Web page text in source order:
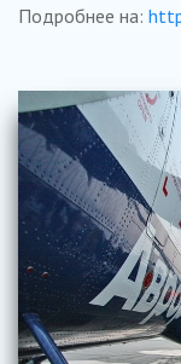
Подробнее на: